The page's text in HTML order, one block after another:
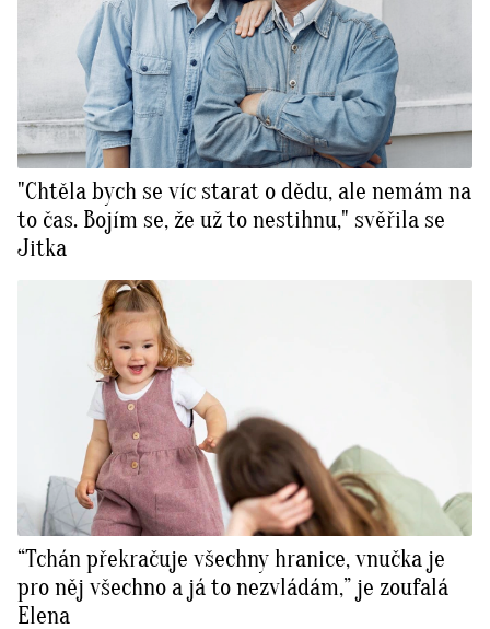
"Chtěla bych se víc starat o dědu, ale nemám na
to čas. Bojím se, že už to nestihnu," svěřila se
Jitka
“Tchán překračuje všechny hranice, vnučka je
pro něj všechno a já to nezvládám,” je zoufalá
Elena